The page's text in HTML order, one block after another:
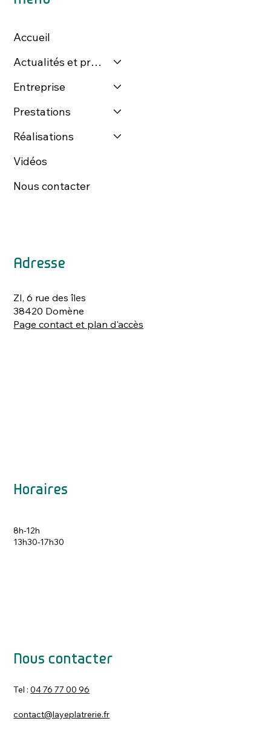
Accueil
Actualités et presse
Entreprise
Prestations
Réalisations
Vidéos
Nous contacter
Adresse
ZI, 6 rue des îles
38420 Domène
Page contact et plan d'accès
Horaires
8h-12h
13h30-17h30
Nous contacter
Tel :04 76 77 00 96
contact@layeplatrerie.fr